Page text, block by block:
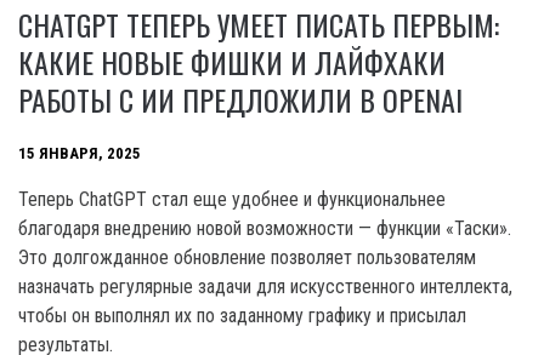
CHATGPT ТЕПЕРЬ УМЕЕТ ПИСАТЬ ПЕРВЫМ:
КАКИЕ НОВЫЕ ФИШКИ И ЛАЙФХАКИ
РАБОТЫ С ИИ ПРЕДЛОЖИЛИ В OPENAI
15 ЯНВАРЯ, 2025
Теперь ChatGPT стал еще удобнее и функциональнее
благодаря внедрению новой возможности — функции «Таски».
Это долгожданное обновление позволяет пользователям
назначать регулярные задачи для искусственного интеллекта,
чтобы он выполнял их по заданному графику и присылал
результаты.